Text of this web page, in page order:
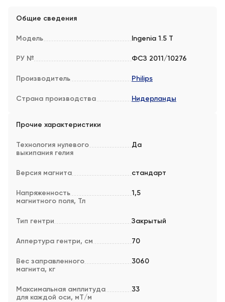
Общие сведения
Модель Ingenia 1.5 T
РУ № ФСЗ 2011/10276
Производитель Philips
Страна производства Нидерланды
Прочие характеристики
Технология нулевого
выкипания гелия
Да
Версия магнита стандарт
Напряженность
магнитного поля, Тл
1,5
Тип гентри Закрытый
Аппертура гентри, см 70
Вес заправленного
магнита, кг
3060
Максимальная амплитуда
для каждой оси, мТ/м
33